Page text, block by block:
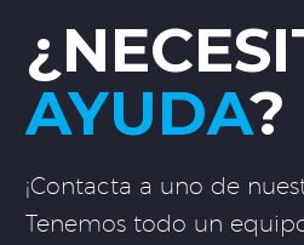
AYUDA?
¡Contacta a uno de
Tenemos todo un